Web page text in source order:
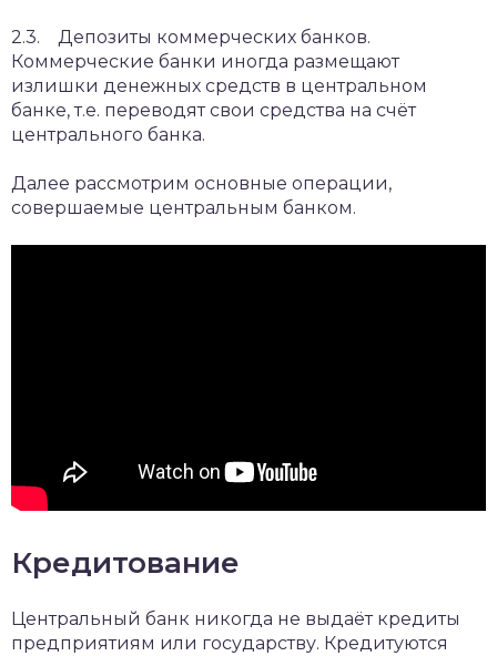
2.3. Депозиты коммерческих банков.
Коммерческие банки иногда размещают
излишки денежных средств в центральном
банке, т.е. переводят свои средства на счёт
центрального банка.
Далее рассмотрим основные операции,
совершаемые центральным банком.
Кредитование
Центральный банк никогда не выдаёт кредиты
предприятиям или государству. Кредитуются